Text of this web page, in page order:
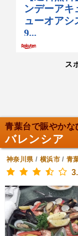
ス
青葉台で賑やかな
バレンシア
神奈川県/ 横浜市/青